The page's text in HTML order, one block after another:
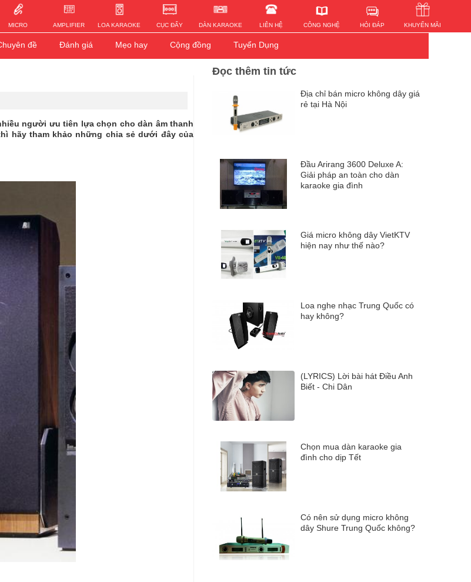
MICRO AMPLIFIER LOA KARAOKE CỤC ĐẨY DÀN KARAOKE LIÊN HỆ CÔNG NGHỆ HỎI ĐÁP KHUYẾN MÃI
đề Đánh giá Mẹo hay Cộng đồng Tuyển Dụng
người ưu tiên lựa chọn cho dàn âm thanh
hãy tham khảo những chia sẻ dưới đây của
Đọc thêm tin tức
Địa chỉ bán micro không dây giá
rẻ tại Hà Nội
Đầu Arirang 3600 Deluxe A:
Giải pháp an toàn cho dàn
karaoke gia đình
Giá micro không dây VietKTV
hiện nay như thế nào?
Loa nghe nhạc Trung Quốc có
hay không?
(LYRICS) Lời bài hát Điều Anh
Biết - Chi Dân
Chọn mua dàn karaoke gia
đình cho dịp Tết
Có nên sử dụng micro không
dây Shure Trung Quốc không?